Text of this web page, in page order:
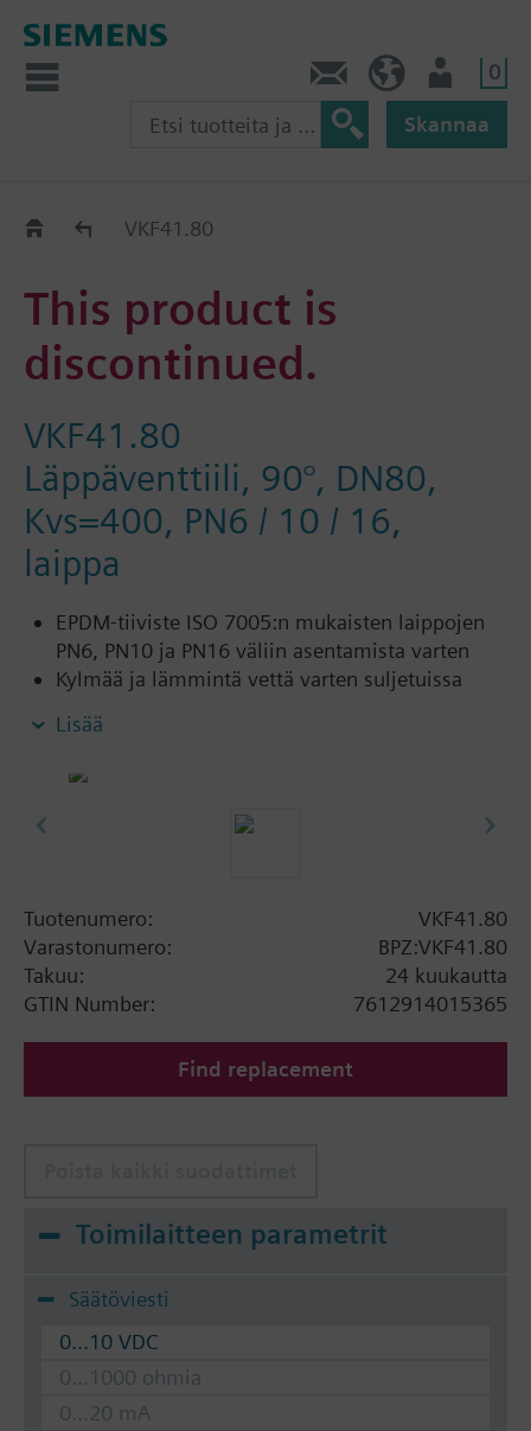
0
Skannaa
Old2NewVKF41.80
This product is
discontinued.
VKF41.80
Läppäventtiili, 90°, DN80,
Kvs=400, PN6 / 10 / 16,
laippa
EPDM-tiiviste ISO 7005:n mukaisten laippojen
PN6, PN10 ja PN16 väliin asentamista varten
Kylmää ja lämmintä vettä varten suljetuissa
VKF41.., DN150/200: SQL35.00 tai SQL85.00
vaativat asennussarjan ASK35
Lisää
Tuotenumero:
VKF41.80
Varastonumero:
BPZ:VKF41.80
Takuu:
24 kuukautta
GTIN Number:
7612914015365
Find replacement
Toimilaitteen parametrit
Säätöviesti
0...10 VDC
0...1000 ohmia
0...20 mA